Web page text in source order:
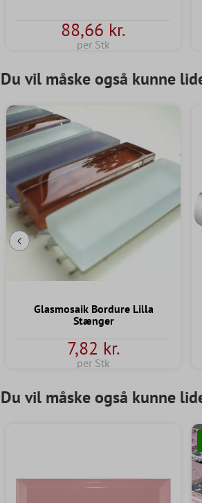
88,66 kr.
per Stk
Du vil måske også kunne
Forrige dias
Glasmosaik Bordure Lilla
Stænger
7,82 kr.
per Stk
Du vil måske også kunne